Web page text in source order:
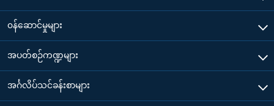
၀န်ဆောင်မှုများ
အပတ်စဉ်ကဏ္ဍများ
အင်္ဂလိပ်သင်ခန်းစာများ